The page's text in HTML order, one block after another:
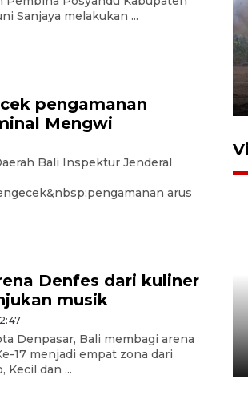
Sanjaya melakukan ...
pengamanan
Mengwi
Bali Inspektur Jenderal
arus
Denfes dari kuliner
musik
Denpasar, Bali membagi arena
17 menjadi empat zona dari
Kecil dan ...
62 penumpang
2026 19:23
Skuad Garuda
laga lawan Kamboja
Piala AFF
2026 19:12